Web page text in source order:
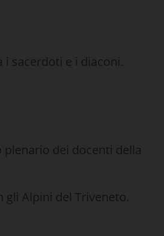
sacerdoti e i diaconi.
dei docenti della
gli Alpini del Triveneto.